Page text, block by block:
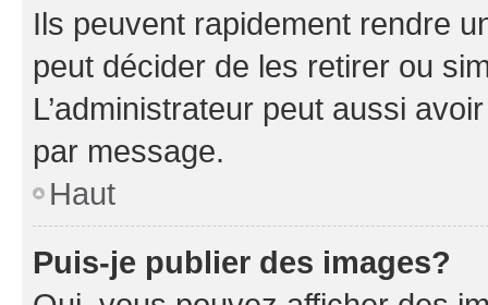
Ils peuvent rapidement rendre
peut décider de les retirer ou
L’administrateur peut aussi
par message.
Haut
Puis-je publier des images?